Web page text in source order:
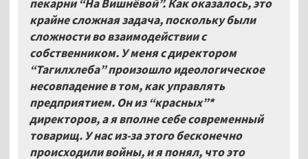
пекарни “На Вишнёвой”. Как оказалось, это
крайне сложная задача, поскольку были
сложности во взаимодействии с
собственником. У меня с директором
“Тагилхлеба” произошло идеологическое
несовпадение в том, как управлять
предприятием. Он из “красных”*
директоров, а я вполне себе современный
товарищ. У нас из-за этого бесконечно
происходили войны, и я понял, что это